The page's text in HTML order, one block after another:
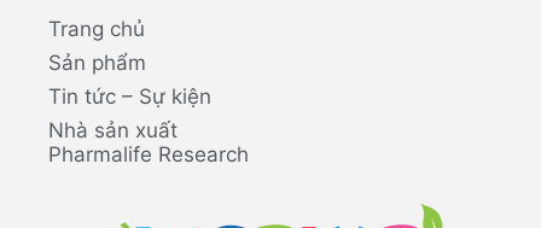
Trang chủ
Sản phẩm
Tin tức – Sự kiện
Nhà sản xuất
Pharmalife Research